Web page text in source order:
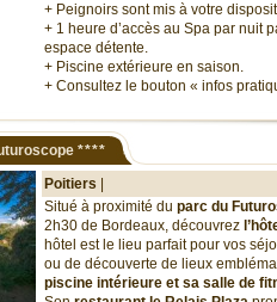
+ Peignoirs sont mis à votre
+ 1 heure d’accès au Spa par nuit
espace détente.
+ Piscine extérieure en saison.
+ Consultez le bouton « infos
****
Poitiers
Situé à proximité du parc du
2h30 de Bordeaux, découvrez
hôtel est le lieu parfait pour vos
ou de découverte de lieux
piscine intérieure et sa salle de